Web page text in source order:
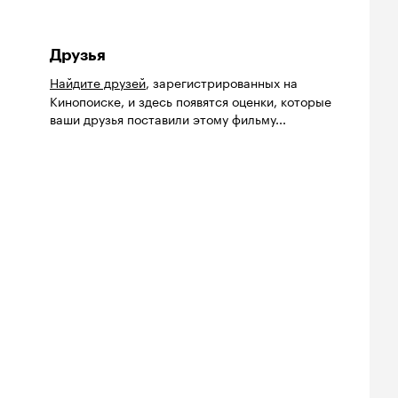
Друзья
Найдите друзей, зарегистрированных на
Кинопоиске, и здесь появятся оценки, которые
ваши друзья поставили этому фильму...